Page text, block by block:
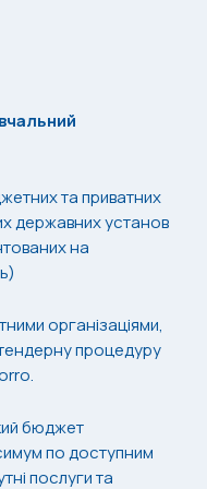
та приватних
державних установ
на
організаціями,
тендерну процедуру
бюджет
по доступним
послуги та